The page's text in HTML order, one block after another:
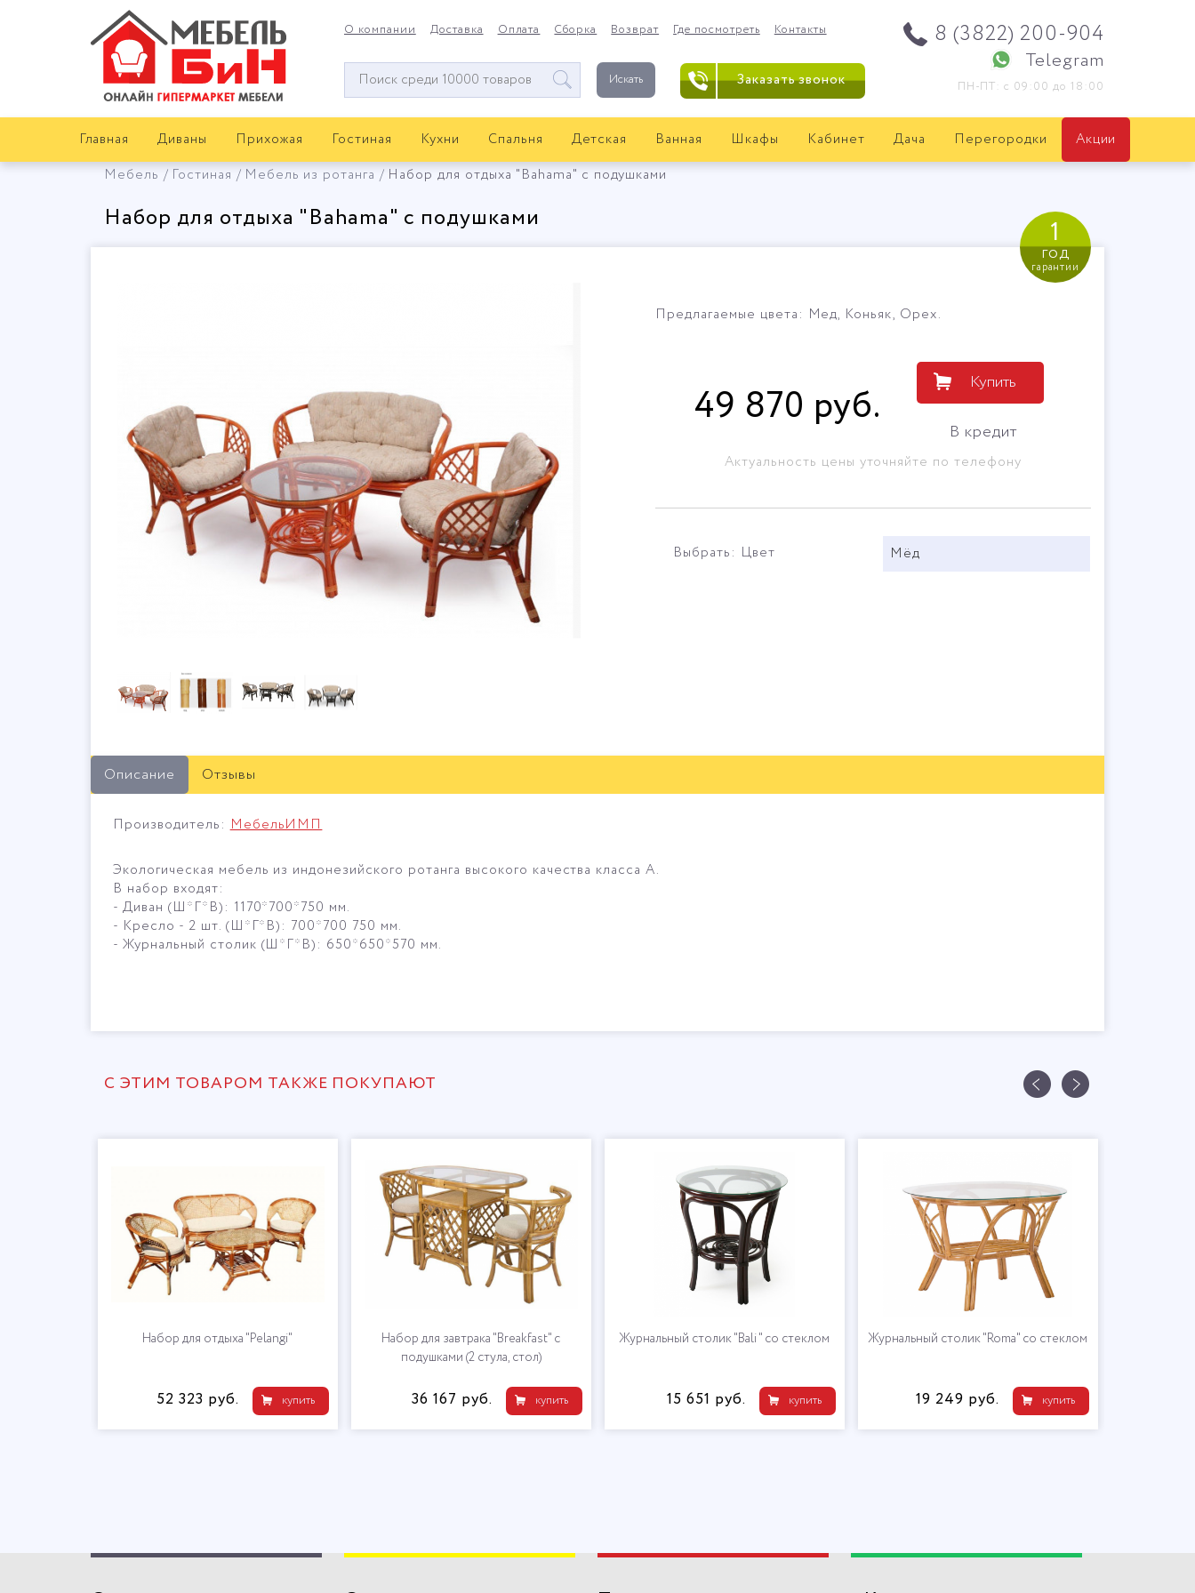
О компании Доставка Оплата Сборка Возврат Где посмотреть Контакты
Окно
поиска
Искать
8 (3822) 200-904
Telegram
ПН-ПТ: с 09:00 до 18:00
Заказать звонок
Главная Диваны Прихожая Гостиная Кухни Спальня Детская Ванная Шкафы Кабинет Дача Перегородки
Акции
Мебель
Гостиная Мебель из ротанга Набор для отдыха "Bahama" с подушками
Набор для отдыха "Bahama" с подушками 1
год
гарантии
Предлагаемые цвета: Мед, Коньяк, Орех.
49 870 руб. Купить
В кредит
Актуальность цены уточняйте по телефону
Выбрать: Цвет Мёд
Описание Отзывы
Производитель:МебельИМП
Экологическая мебель из индонезийского ротанга высокого качества класса А.
В набор входят:
- Диван (Ш*Г*В): 1170*700*750 мм.
- Кресло - 2 шт. (Ш*Г*В): 700*700 750 мм.
- Журнальный столик (Ш*Г*В): 650*650*570 мм.
С ЭТИМ ТОВАРОМ ТАКЖЕ ПОКУПАЮТ
Набор для отдыха "Pelangi"
купить
52 323 руб.
Набор для завтрака "Breakfast" с
подушками (2 стула, стол)
купить
36 167 руб.
Журнальный столик "Bali " со стеклом
купить
15 651 руб.
Журнальный столик "Roma" со стеклом
купить
19 249 руб.